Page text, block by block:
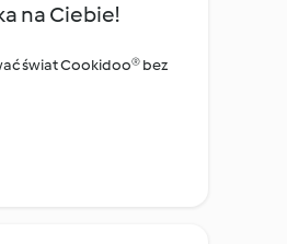
na Ciebie!
świat Cookidoo® bez